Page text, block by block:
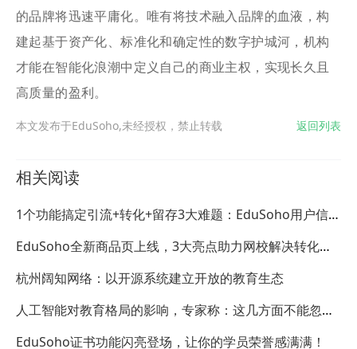
的品牌将迅速平庸化。唯有将技术融入品牌的血液，构
建起基于资产化、标准化和确定性的数字护城河，机构
才能在智能化浪潮中定义自己的商业主权，实现长久且
高质量的盈利。
本文发布于EduSoho,未经授权，禁止转载 返回列表
相关阅读
1个功能搞定引流+转化+留存3大难题：EduSoho用户信息
EduSoho全新商品页上线，3大亮点助力网校解决转化难
杭州阔知网络：以开源系统建立开放的教育生态
人工智能对教育格局的影响，专家称：这几方面不能忽
EduSoho证书功能闪亮登场，让你的学员荣誉感满满！